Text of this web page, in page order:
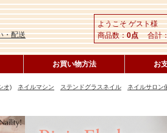
・配送
ようこそ ゲスト様
商品数：0点合計
お買い物方法 お
オ) ネイルマシン ステンドグラスネイル ネイルサロン